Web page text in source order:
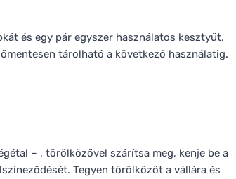
és egy pár egyszer használatos kesztyűt,
tárolható a következő használatig.
– , törölközővel szárítsa meg, kenje be a
Tegyen törölközőt a vállára és